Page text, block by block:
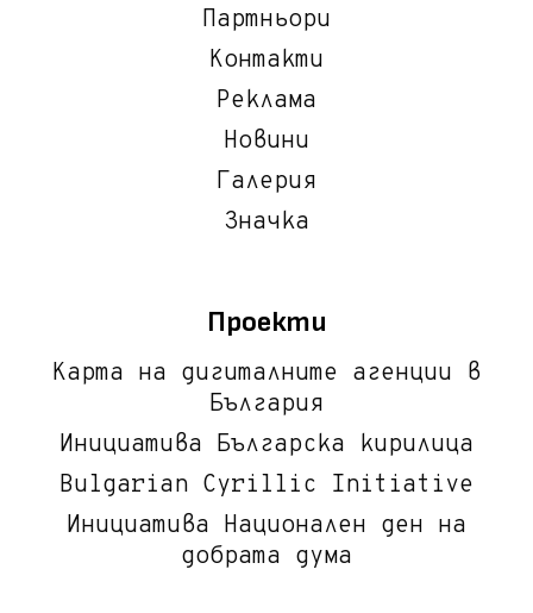
Партньори
Контакти
Реклама
Новини
Галерия
Значка
Проекти
Карта на дигиталните агенции в
България
Инициатива Българска кирилица
Bulgarian Cyrillic Initiative
Инициатива Национален ден на
добрата дума